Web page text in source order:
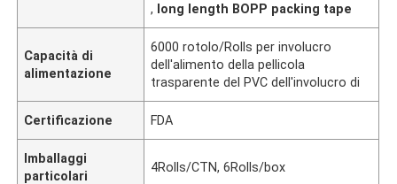
, long length BOPP packing tape
Capacità di
alimentazione
6000 rotolo/Rolls per involucro
dell'alimento della pellicola
trasparente del PVC dell'involucro di
Certificazione FDA
Imballaggi
particolari
4Rolls/CTN, 6Rolls/box